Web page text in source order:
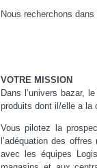
Nous recherchons
VOTRE MISSION
Dans l’univers bazar,
produits dont il/elle a la
Vous pilotez la
l’adéquation des
avec les équipes